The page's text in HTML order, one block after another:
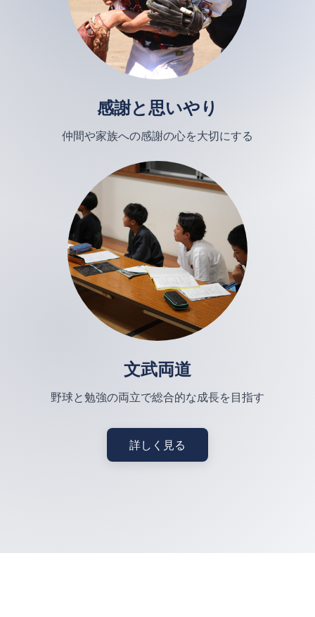
感謝と思いやり
仲間や家族への感謝の心を大切にする
文武両道
野球と勉強の両立で総合的な成長を目指す
詳しく見る